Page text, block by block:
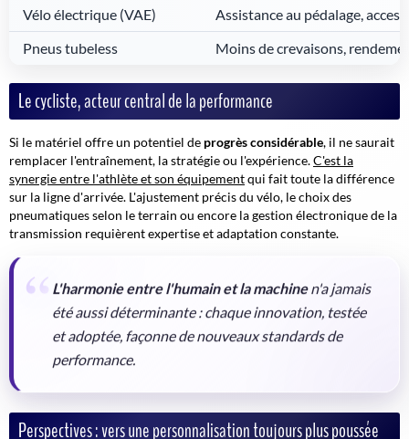
Vélo électrique (VAE)
Assistance au pédalage,
Pneus tubeless
Moins de crevaisons,
Le cycliste, acteur central de la performance
Si le matériel offre un potentiel de progrès considérable, il ne saurait
remplacer l'entraînement, la stratégie ou l'expérience.C'est la
synergie entre l'athlète et son équipementqui fait toute la différence
sur la ligne d'arrivée. L'ajustement précis du vélo, le choix des
pneumatiques selon le terrain ou encore la gestion électronique de la
transmission requièrent expertise et adaptation constante.
L'harmonie entre l'humain et la machinen'a jamais
été aussi déterminante : chaque innovation, testée
et adoptée, façonne de nouveaux standards de
performance.
Perspectives : vers une personnalisation toujours plus poussée